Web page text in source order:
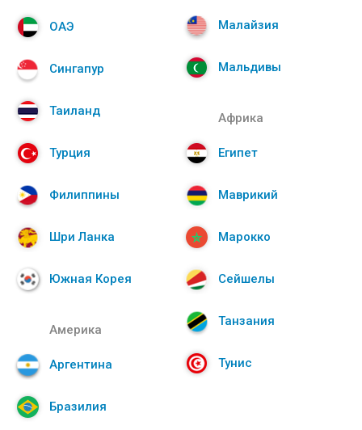
Малайзия
Мальдивы
ОАЭ
Сингапур
Таиланд
Турция
Филиппины
Шри Ланка
Южная Корея
Африка
Египет
Маврикий
Марокко
Сейшелы
Танзания
Тунис
Америка
Аргентина
Бразилия